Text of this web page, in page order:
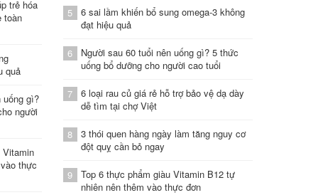
trẻ hóa
toàn
quả
uống gì?
người
Vitamin
thực
5
6 sai lầm khiến bổ sung omega-3 không
đạt hiệu quả
6
Người sau 60 tuổi nên uống gì? 5 thức
uống bổ dưỡng cho người cao tuổi
7
6 loại rau củ giá rẻ hỗ trợ bảo vệ dạ dày
dễ tìm tại chợ Việt
8
3 thói quen hàng ngày làm tăng nguy cơ
đột quỵ cần bỏ ngay
9
Top 6 thực phẩm giàu Vitamin B12 tự
nhiên nên thêm vào thực đơn